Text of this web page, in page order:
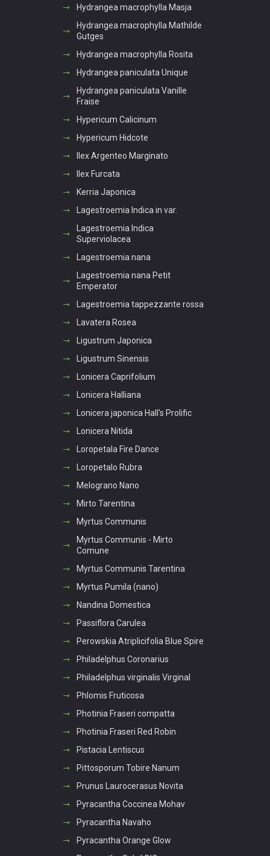
Hydrangea macrophylla Masja
Hydrangea macrophylla Mathilde
Gutges
Hydrangea macrophylla Rosita
Hydrangea paniculata Unique
Hydrangea paniculata Vanille
Fraise
Hypericum Calicinum
Hypericum Hidcote
Ilex Argenteo Marginato
Ilex Furcata
Kerria Japonica
Lagestroemia Indica in var.
Lagestroemia Indica
Superviolacea
Lagestroemia nana
Lagestroemia nana Petit
Emperator
Lagestroemia tappezzante rossa
Lavatera Rosea
Ligustrum Japonica
Ligustrum Sinensis
Lonicera Caprifolium
Lonicera Halliana
Lonicera japonica Hall's Prolific
Lonicera Nitida
Loropetala Fire Dance
Loropetalo Rubra
Melograno Nano
Mirto Tarentina
Myrtus Communis
Myrtus Communis - Mirto
Comune
Myrtus Communis Tarentina
Myrtus Pumila (nano)
Nandina Domestica
Passiflora Carulea
Perowskia Atriplicifolia Blue Spire
Philadelphus Coronarius
Philadelphus virginalis Virginal
Phlomis Fruticosa
Photinia Fraseri compatta
Photinia Fraseri Red Robin
Pistacia Lentiscus
Pittosporum Tobire Nanum
Prunus Laurocerasus Novita
Pyracantha Coccinea Mohav
Pyracantha Navaho
Pyracantha Orange Glow